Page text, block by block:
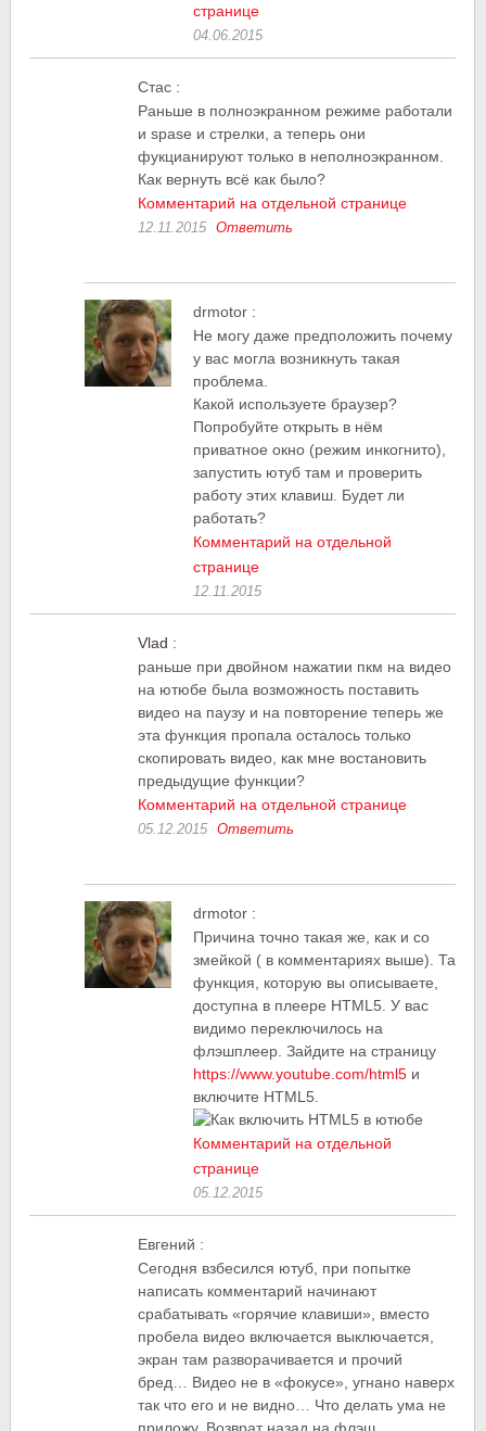
странице
04.06.2015
Стас :
Раньше в полноэкранном режиме работали
и spase и стрелки, а теперь они
фукцианируют только в неполноэкранном.
Как вернуть всё как было?
Комментарий на отдельной странице
12.11.2015 Ответить
drmotor :
Не могу даже предположить почему
у вас могла возникнуть такая
проблема.
Какой используете браузер?
Попробуйте открыть в нём
приватное окно (режим инкогнито),
запустить ютуб там и проверить
работу этих клавиш. Будет ли
работать?
Комментарий на отдельной
странице
12.11.2015
Vlad :
раньше при двойном нажатии пкм на видео
на ютюбе была возможность поставить
видео на паузу и на повторение теперь же
эта функция пропала осталось только
скопировать видео, как мне востановить
предыдущие функции?
Комментарий на отдельной странице
05.12.2015 Ответить
drmotor :
Причина точно такая же, как и со
змейкой ( в комментариях выше). Та
функция, которую вы описываете,
доступна в плеере HTML5. У вас
видимо переключилось на
флэшплеер. Зайдите на страницу
https://www.youtube.com/html5 и
включите HTML5.
Комментарий на отдельной
странице
05.12.2015
Евгений :
Сегодня взбесился ютуб, при попытке
написать комментарий начинают
срабатывать «горячие клавиши», вместо
пробела видео включается выключается,
экран там разворачивается и прочий
бред… Видео не в «фокусе», угнано наверх
так что его и не видно… Что делать ума не
приложу. Возврат назад на флэш